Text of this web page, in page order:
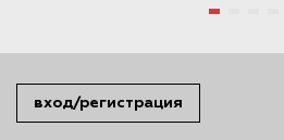
вход/регистрация